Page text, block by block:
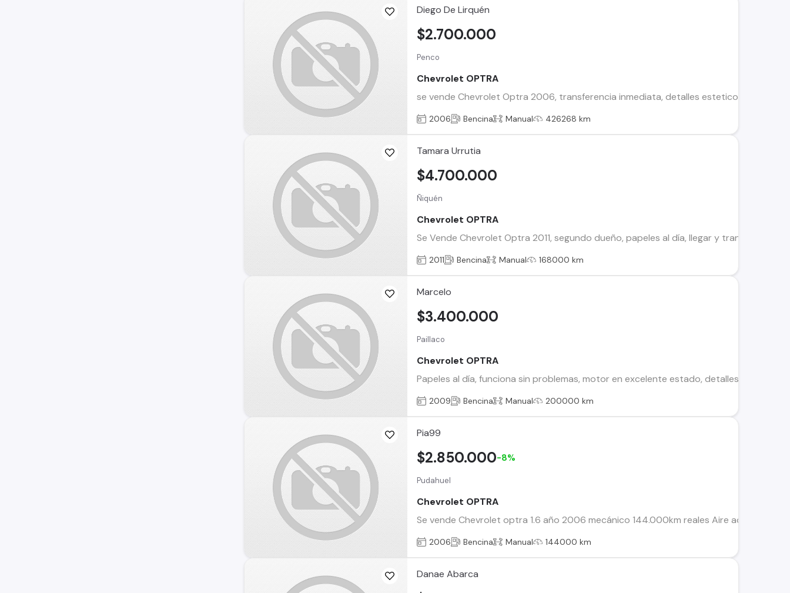
Diego De Lirquén
Penco
Chevrolet OPTRA
se vende Chevrolet Optra 2006, transferencia inmediata, detalles esteticos x el año,
$2.700.000
2006 Bencina Manual 426268 km
Tamara Urrutia
Ñiquén
Chevrolet OPTRA
Se Vende Chevrolet Optra 2011, segundo dueño, papeles al día, llegar y transferir.
$4.700.000
2011 Bencina Manual 168000 km
Marcelo
Paillaco
Chevrolet OPTRA
Papeles al día, funciona sin problemas, motor en excelente estado, detalles estéticos.
$3.400.000
2009 Bencina Manual 200000 km
Pia99
Pudahuel
Chevrolet OPTRA
Se vende Chevrolet optra 1.6 año 2006 mecánico 144.000km reales Aire
$2.850.000-8%
2006 Bencina Manual 144000 km
Danae Abarca